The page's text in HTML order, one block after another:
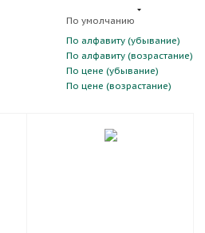
По умолчанию
По алфавиту (убывание)
По алфавиту (возрастание)
По цене (убывание)
По цене (возрастание)